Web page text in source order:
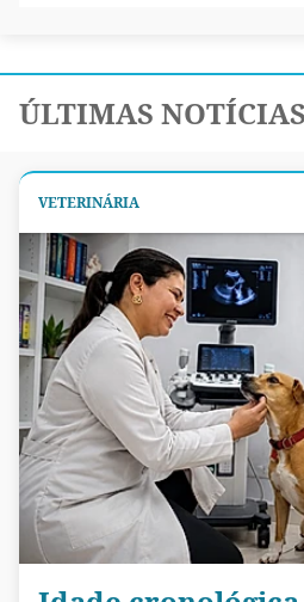
ÚLTIMAS NOTÍCIAS
VETERINÁRIA